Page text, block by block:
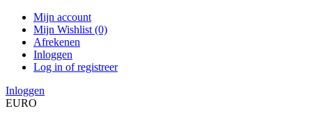
Mijn account
Mijn Wishlist (0)
Afrekenen
Inloggen
Log in of registreer
Inloggen
EURO